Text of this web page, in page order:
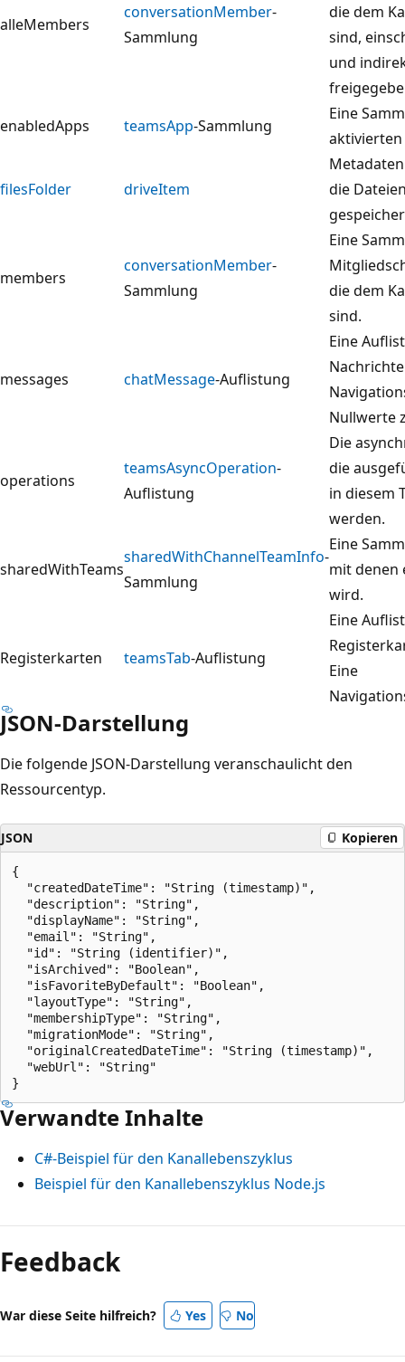
alleMembers
conversationMember-
Sammlung
die dem
sind,
und
enabledApps
teamsApp-Sammlung
Eine
aktivierten
filesFolder driveItem
die
members
conversationMember-
Sammlung
Eine
die dem
sind.
messages chatMessage-Auflistung
Eine
Nullwerte
operations
teamsAsyncOperation-
Auflistung
Die
die
in diesem
werden.
sharedWithTeams
sharedWithChannelTeamInfo-
Sammlung
Eine
mit denen
wird.
Registerkarten teamsTab-Auflistung
Eine
Eine
JSON-Darstellung
Die folgende JSON-Darstellung veranschaulicht den
Ressourcentyp.
JSON Kopieren
{
  "createdDateTime": "String (timestamp)",
  "description": "String",
  "displayName": "String",
  "email": "String",
  "id": "String (identifier)",
  "isArchived": "Boolean",
  "isFavoriteByDefault": "Boolean",
  "layoutType": "String",
  "membershipType": "String",
  "migrationMode": "String",
  "originalCreatedDateTime": "String (timestamp)",
  "webUrl": "String"
Verwandte Inhalte
C#-Beispiel für den Kanallebenszyklus
Beispiel für den Kanallebenszyklus Node.js
Feedback
War diese Seite hilfreich? Yes No